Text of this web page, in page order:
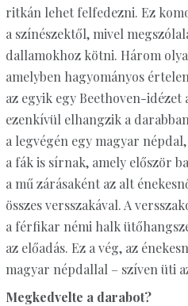
ritkán lehet felfedezni. Ez
a színészektől, mivel
dallamokhoz kötni. Három
amelyben hagyományos
az egyik egy Beethoven-idézet
ezenkívül elhangzik a
a legvégén egy magyar
a fák is sírnak, amely először
a mű zárásaként az alt
összes versszakával. A
a férfikar némi halk
az előadás. Ez a vég, az
magyar népdallal – szíven üti
Megkedvelte a darabot?